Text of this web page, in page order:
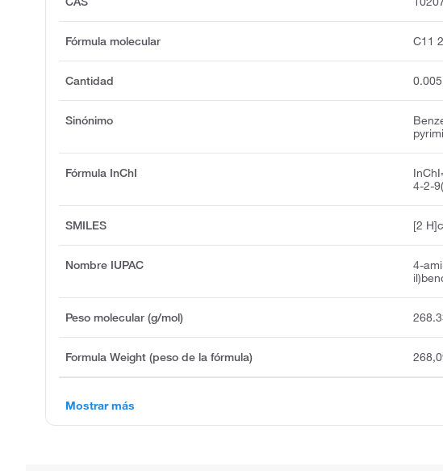
Fórmula molecular C11
Cantidad
Sinónimo
Fórmula InChI
4-2-
SMILES [2
Nombre IUPAC
4-
Peso molecular (g/mol)
Formula Weight (peso de la fórmula)
Mostrar más